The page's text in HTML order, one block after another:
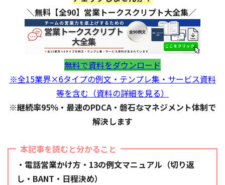
＼無料【全90】営業トークスクリプト大全集／
無料で資料をダウンロード
※全15業界×6タイプの例文・テンプレ集・サービス資料
等を含む（資料の詳細を見る）
※継続率95％・最速のPDCA・磐石なマネジメント体制で
解決します
本記事を読むと分かること
・電話営業かけ方・13の例文マニュアル（切り返
し・BANT・日程決め）